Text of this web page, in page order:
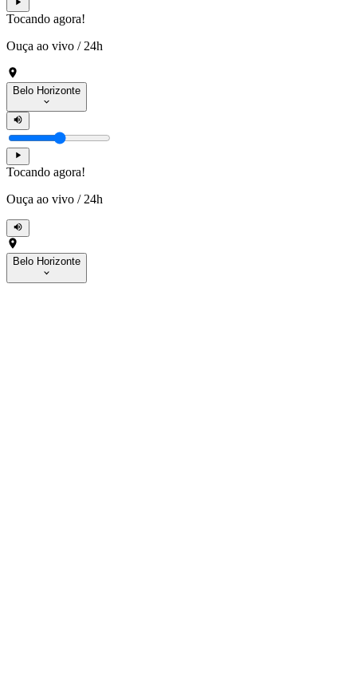
Tocando agora!
Ouça ao vivo / 24h
Belo Horizonte
Tocando agora!
Ouça ao vivo / 24h
Belo Horizonte